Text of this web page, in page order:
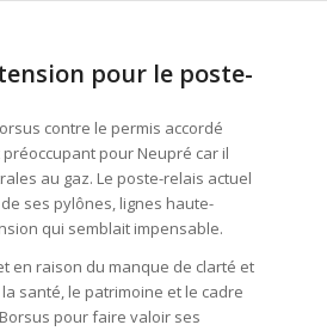
pour le poste-
contre le permis accordé
préoccupant pour Neupré car il
au gaz. Le poste-relais actuel
ses pylônes, lignes haute-
qui semblait impensable.
en raison du manque de clarté et
santé, le patrimoine et le cadre
pour faire valoir ses